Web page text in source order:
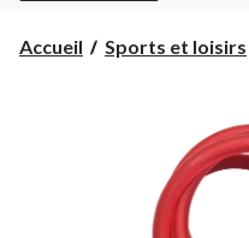
Accueil Sports et loisirs